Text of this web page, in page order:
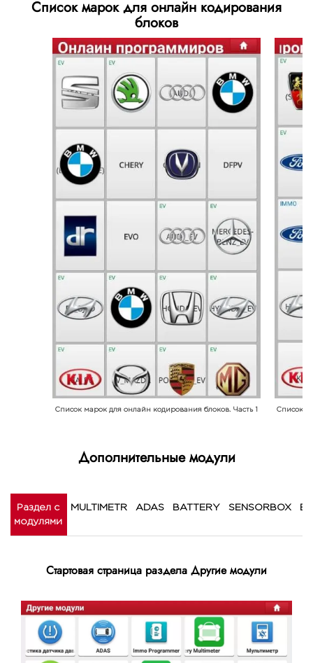
Список марок для онлайн кодирования
блоков
Список марок для онлайн кодирования блоков. Часть 1 Список
Дополнительные модули
Раздел с
модулями
MULTIMETR ADAS BATTERY SENSORBOX
Стартовая страница раздела Другие модули